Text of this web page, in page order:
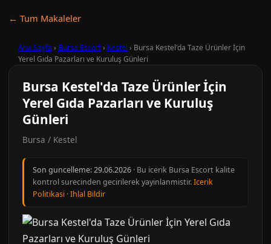
← Tum Makaleler
Ana Sayfa › Bursa Escort› Kestel › Bursa Kestel'da Taze Ürünler İçin
Yerel Gıda Pazarları ve Kuruluş Günleri
Bursa Kestel'da Taze Ürünler İçin
Yerel Gıda Pazarları ve Kuruluş
Günleri
Bursa / Kestel
Son guncelleme:29.06.2026 · Bu icerik Bursa Escort kalite
kontrol surecinden gecirilerek yayinlanmistir.Icerik
Politikasi ·Ihlal Bildir